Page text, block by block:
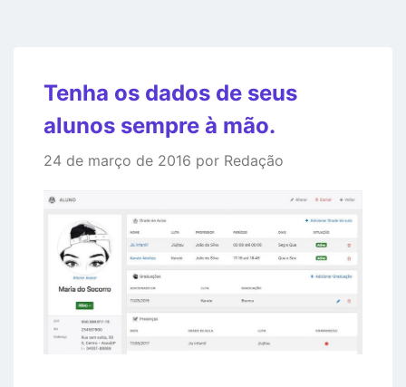
Tenha os dados de seus
alunos sempre à mão.
24 de março de 2016 por Redação